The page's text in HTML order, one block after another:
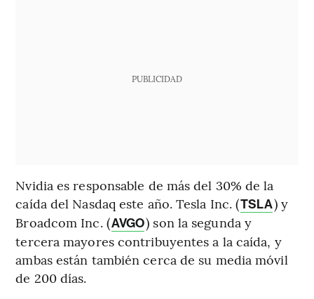
PUBLICIDAD
Nvidia es responsable de más del 30% de la
caída del Nasdaq este año. Tesla Inc. (TSLA) y
Broadcom Inc. (AVGO) son la segunda y
tercera mayores contribuyentes a la caída, y
ambas están también cerca de su media móvil
de 200 días.